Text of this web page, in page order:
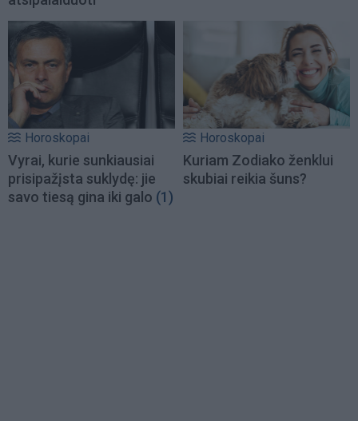
Horoskopai
Vyrai, kurie sunkiausiai
prisipažįsta suklydę: jie
savo tiesą gina iki galo (1)
Horoskopai
Kuriam Zodiako ženklui
skubiai reikia šuns?